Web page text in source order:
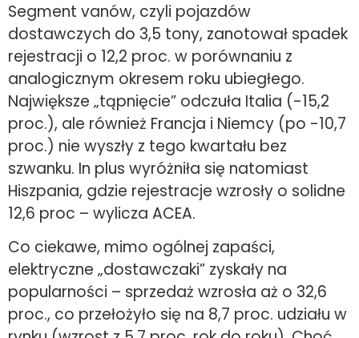
Segment vanów, czyli pojazdów
dostawczych do 3,5 tony, zanotował spadek
rejestracji o 12,2 proc. w porównaniu z
analogicznym okresem roku ubiegłego.
Największe „tąpnięcie” odczuła Italia (-15,2
proc.), ale również Francja i Niemcy (po -10,7
proc.) nie wyszły z tego kwartału bez
szwanku. In plus wyróżniła się natomiast
Hiszpania, gdzie rejestracje wzrosły o solidne
12,6 proc – wylicza ACEA.
Co ciekawe, mimo ogólnej zapaści,
elektryczne „dostawczaki” zyskały na
popularności – sprzedaż wzrosła aż o 32,6
proc., co przełożyło się na 8,7 proc. udziału w